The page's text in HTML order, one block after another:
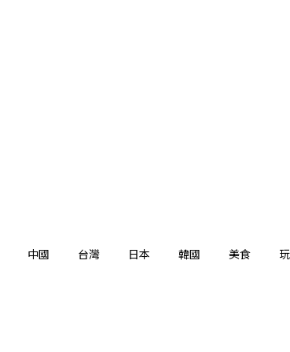
中國 台灣 日本 韓國 美食